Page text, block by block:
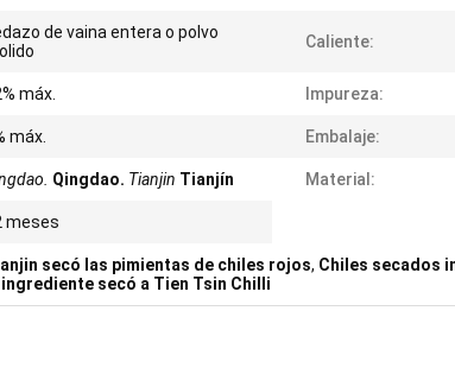
de vaina entera o polvo
Caliente:
máx. Impureza:
máx. Embalaje:
Qingdao. Tianjin Tianjín Material:
meses
secó las pimientas de chiles rojos, Chiles secados
ingrediente secó a Tien Tsin Chilli